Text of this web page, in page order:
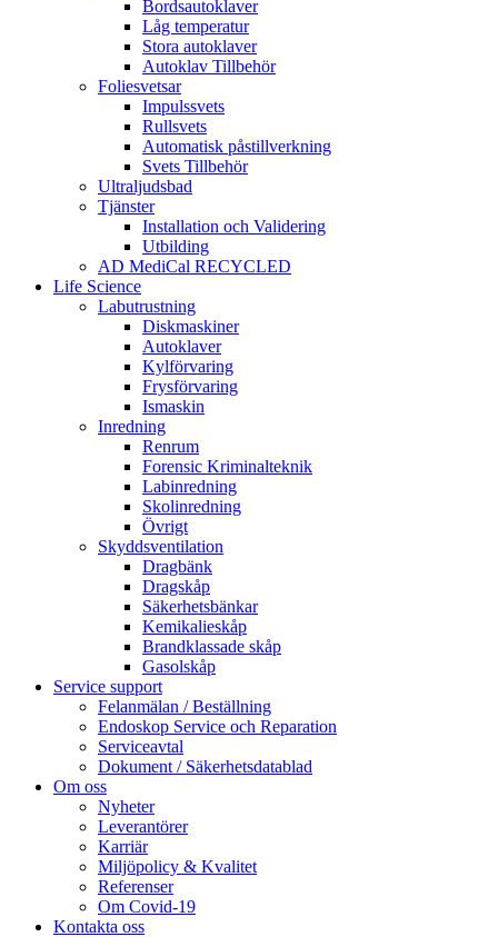
Bordsautoklaver
Låg temperatur
Stora autoklaver
Autoklav Tillbehör
Foliesvetsar
Impulssvets
Rullsvets
Automatisk påstillverkning
Svets Tillbehör
Ultraljudsbad
Tjänster
Installation och Validering
Utbilding
AD MediCal RECYCLED
Life Science
Labutrustning
Diskmaskiner
Autoklaver
Kylförvaring
Frysförvaring
Ismaskin
Inredning
Renrum
Forensic Kriminalteknik
Labinredning
Skolinredning
Övrigt
Skyddsventilation
Dragbänk
Dragskåp
Säkerhetsbänkar
Kemikalieskåp
Brandklassade skåp
Gasolskåp
Service support
Felanmälan / Beställning
Endoskop Service och Reparation
Serviceavtal
Dokument / Säkerhetsdatablad
Om oss
Nyheter
Leverantörer
Karriär
Miljöpolicy & Kvalitet
Referenser
Om Covid-19
Kontakta oss